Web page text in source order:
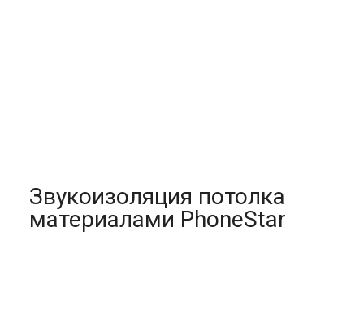
Звукоизоляция потолка
материалами PhoneStar